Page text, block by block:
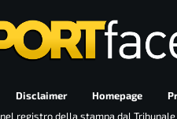
Disclaimer Homepage
registro della stampa dal Tribunale